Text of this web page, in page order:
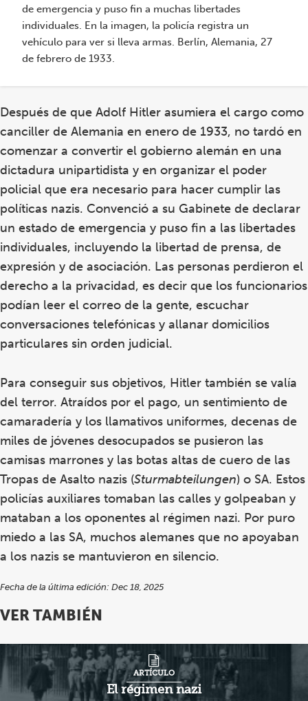
declarara
un
estado
de
puso
fin
muchas
libertades
individuales
de emergencia y puso fin a muchas libertades
individuales. En la imagen, la policía registra un
vehículo para ver si lleva armas. Berlín, Alemania, 27
de febrero de 1933.
Después de que Adolf Hitler asumiera el cargo como
canciller de Alemania en enero de 1933, no tardó en
comenzar a convertir el gobierno alemán en una
dictadura unipartidista y en organizar el poder
policial que era necesario para hacer cumplir las
políticas nazis. Convenció a su Gabinete de declarar
un estado de emergencia y puso fin a las libertades
individuales, incluyendo la libertad de prensa, de
expresión y de asociación. Las personas perdieron el
derecho a la privacidad, es decir que los funcionarios
podían leer el correo de la gente, escuchar
conversaciones telefónicas y allanar domicilios
particulares sin orden judicial.
Para conseguir sus objetivos, Hitler también se valía
del terror. Atraídos por el pago, un sentimiento de
camaradería y los llamativos uniformes, decenas de
miles de jóvenes desocupados se pusieron las
camisas marrones y las botas altas de cuero de las
Tropas de Asalto nazis (Sturmabteilungen) o SA. Estos
policías auxiliares tomaban las calles y golpeaban y
mataban a los oponentes al régimen nazi. Por puro
miedo a las SA, muchos alemanes que no apoyaban
a los nazis se mantuvieron en silencio.
Fecha de la última edición: Dec 18, 2025
VER TAMBIÉN
El régimen nazi
ARTÍCULO